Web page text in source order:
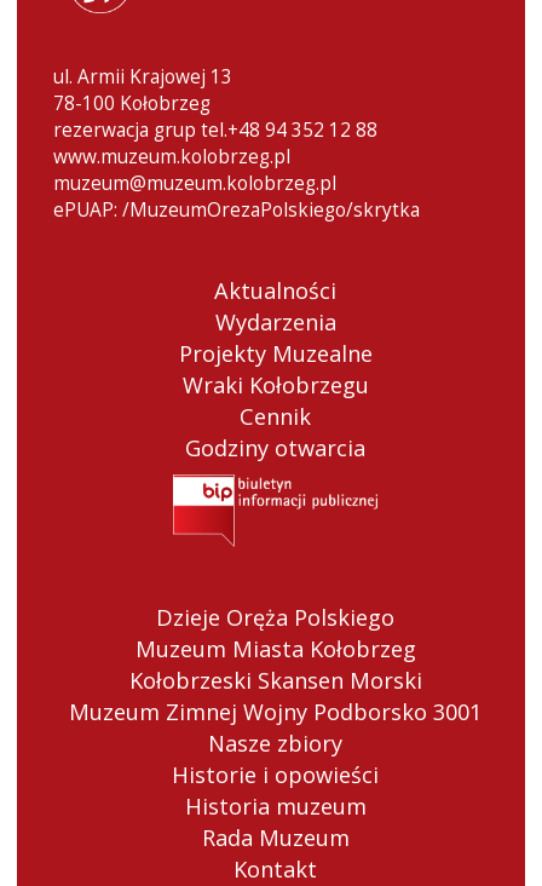
ul. Armii Krajowej 13
78-100 Kołobrzeg
rezerwacja grup tel.+48 94 352 12 88
www.muzeum.kolobrzeg.pl
muzeum@muzeum.kolobrzeg.pl
ePUAP: /MuzeumOrezaPolskiego/skrytka
Aktualności
Wydarzenia
Projekty Muzealne
Wraki Kołobrzegu
Cennik
Godziny otwarcia
Dzieje Oręża Polskiego
Muzeum Miasta Kołobrzeg
Kołobrzeski Skansen Morski
Muzeum Zimnej Wojny Podborsko 3001
Nasze zbiory
Historie i opowieści
Historia muzeum
Rada Muzeum
Kontakt